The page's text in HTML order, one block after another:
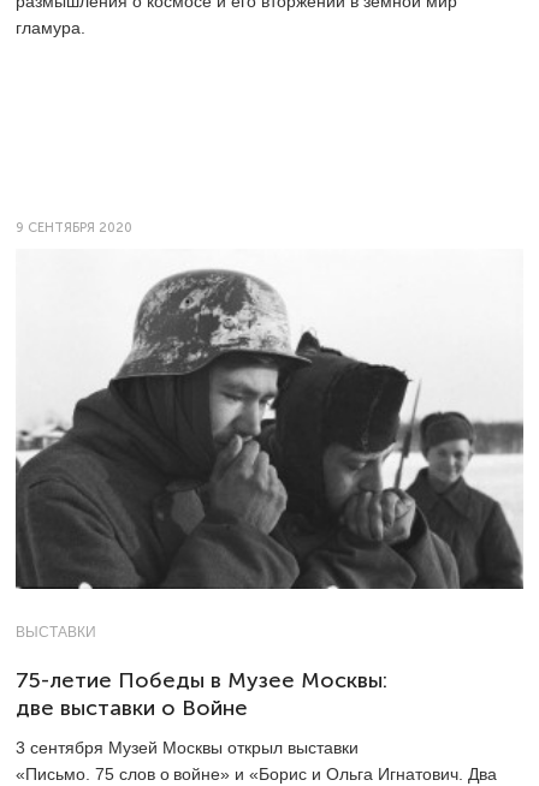
гламура.
9 СЕНТЯБРЯ 2020
ВЫСТАВКИ
75-летие Победы в Музее Москвы:
две выставки о Войне
3 сентября Музей Москвы открыл выставки
«Письмо. 75 слов о войне» и «Борис и Ольга Игнатович. Два